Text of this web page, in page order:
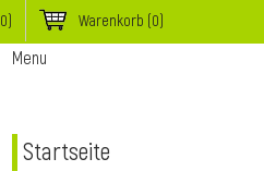
0) Warenkorb (0)
Menu
Startseite